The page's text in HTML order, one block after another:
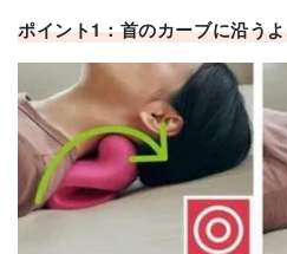
ポイント1：首のカーブに沿う